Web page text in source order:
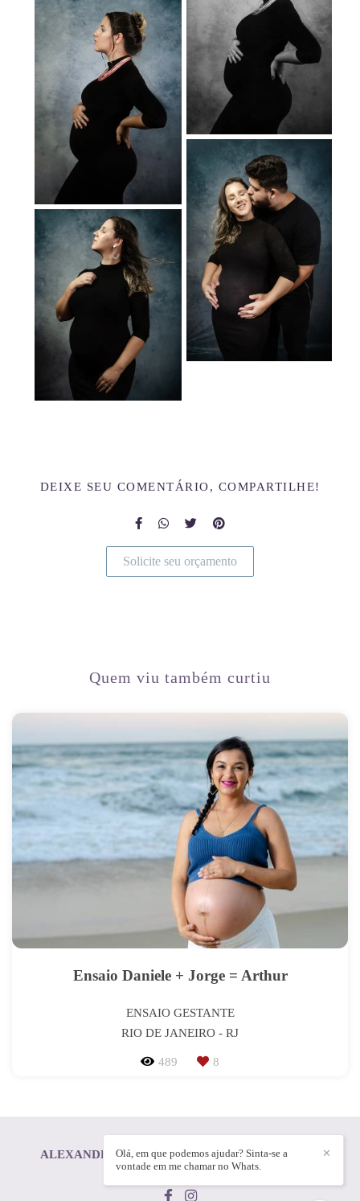
DEIXE SEU COMENTÁRIO, COMPARTILHE!
Solicite seu orçamento
Quem viu também curtiu
Ensaio Daniele + Jorge = Arthur
ENSAIO GESTANTE
RIO DE JANEIRO - RJ
489 8
ALEXANDRE HONORATO DUARTE FERREIRA
CONTATO
✕
Olá, em que podemos ajudar? Sinta-se a
vontade em me chamar no Whats.